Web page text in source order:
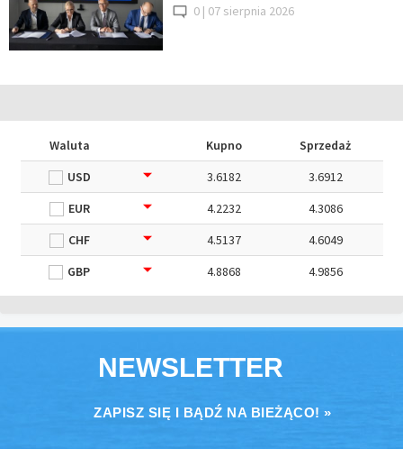
0 | 07 sierpnia 2026
Waluta Kupno
Sprzedaż
USD
3.6182
3.6912
EUR
4.2232
4.3086
CHF
4.5137
4.6049
GBP
4.8868 4.9856
NEWSLETTER
ZAPISZ SIĘ I BĄDŹ NA BIEŻĄCO! »